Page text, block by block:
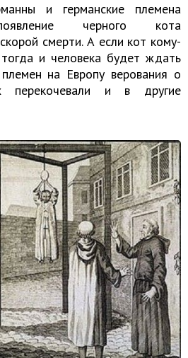
и германские племена
черного кота
смерти. А если кот кому-
и человека будет ждать
на Европу верования о
перекочевали и в другие